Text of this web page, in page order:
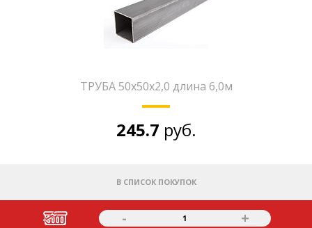
ТРУБА 50х50х2,0 длина 6,0м
245.7 руб.
В СПИСОК ПОКУПОК
- 1 +